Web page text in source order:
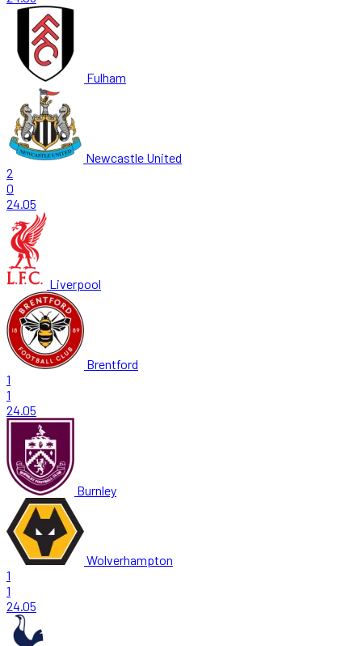
Fulham
Newcastle United
2
0
24.05
Liverpool
Brentford
1
1
24.05
Burnley
Wolverhampton
1
1
24.05